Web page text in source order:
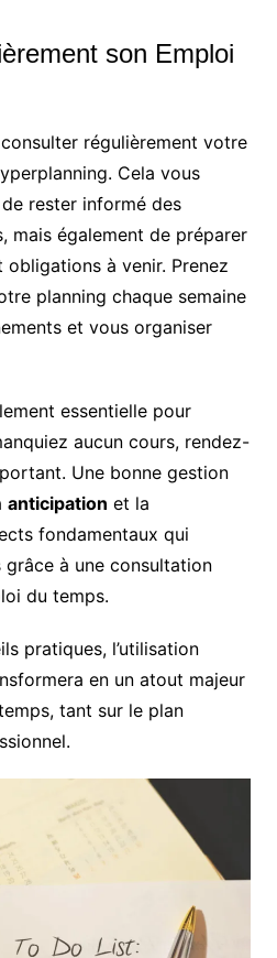
son Emploi
régulièrement votre
Cela vous
rester informé des
mais également de préparer
obligations à venir. Prenez
planning chaque semaine
et vous organiser
essentielle pour
aucun cours, rendez-
Une bonne gestion
anticipation et la
fondamentaux qui
à une consultation
du temps.
pratiques, l’utilisation
en un atout majeur
tant sur le plan